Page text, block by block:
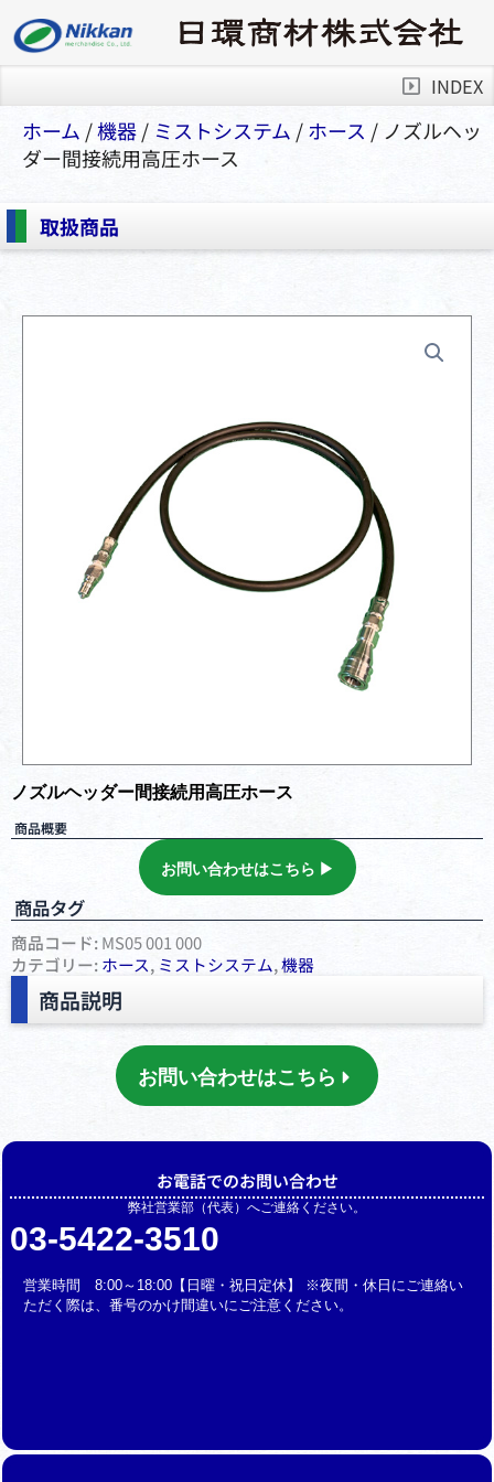
INDEX
ホーム /機器/ ミストシステム /ホース / ノズルヘッ
ダー間接続用高圧ホース
取扱商品
ノズルヘッダー間接続用高圧ホース
商品概要
お問い合わせはこちら ▶︎
商品タグ
商品コード:MS05 001 000
カテゴリー:ホース, ミストシステム,機器
商品説明
お問い合わせはこちら
お電話でのお問い合わせ
弊社営業部（代表）へご連絡ください。
03-5422-3510
営業時間 8:00～18:00【日曜・祝日定休】 ※夜間・休日にご連絡い
ただく際は、番号のかけ間違いにご注意ください。